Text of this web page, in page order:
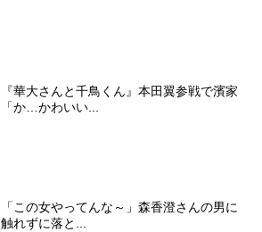
『華大さんと千鳥くん』本田翼参戦で濱家
「か…かわいい...
「この女やってんな～」森香澄さんの男に
触れずに落と...